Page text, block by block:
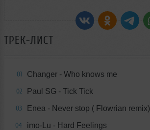
ТРЕК-ЛИСТ
01 Changer - Who knows me
02 Paul SG - Tick Tick
03 Enea - Never stop ( Flowrian remix)
04 imo-Lu - Hard Feelings